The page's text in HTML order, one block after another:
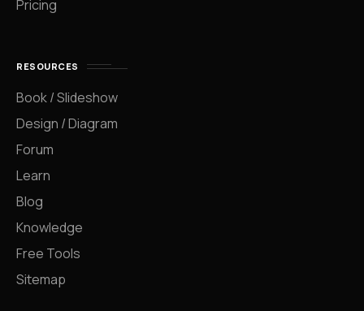
Pricing
RESOURCES
Book / Slideshow
Design / Diagram
Forum
Learn
Blog
Knowledge
Free Tools
Sitemap